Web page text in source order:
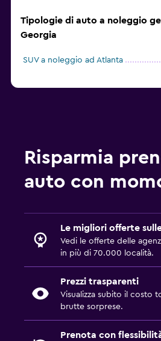
Tipologie di auto a noleggio
Georgia
SUV a noleggio ad Atlanta
Risparmia
auto con
Le migliori offerte
Vedi le offerte delle
in più di 70.000 località.
Prezzi trasparenti
Visualizza subito il costo
brutte sorprese.
Prenota con